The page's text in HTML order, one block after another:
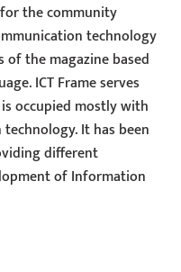
the community
technology
the magazine based
ICT Frame serves
occupied mostly with
It has been
different
of Information